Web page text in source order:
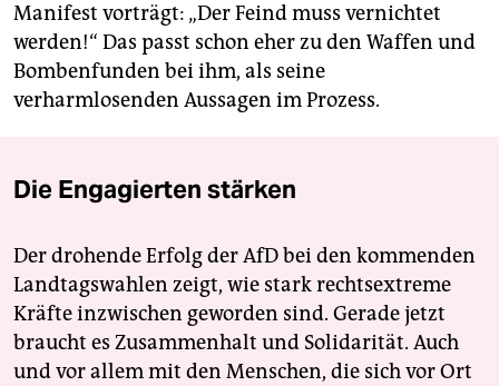
Manifest vorträgt: „Der Feind muss vernichtet
werden!“ Das passt schon eher zu den Waffen und
Bombenfunden bei ihm, als seine
verharmlosenden Aussagen im Prozess.
Die Engagierten stärken
Der drohende Erfolg der AfD bei den kommenden
Landtagswahlen zeigt, wie stark rechtsextreme
Kräfte inzwischen geworden sind. Gerade jetzt
braucht es Zusammenhalt und Solidarität. Auch
und vor allem mit den Menschen, die sich vor Ort